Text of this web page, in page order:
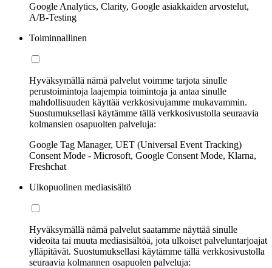
Google Analytics, Clarity, Google asiakkaiden arvostelut,
A/B-Testing
Toiminnallinen
Hyväksymällä nämä palvelut voimme tarjota sinulle
perustoimintoja laajempia toimintoja ja antaa sinulle
mahdollisuuden käyttää verkkosivujamme mukavammin.
Suostumuksellasi käytämme tällä verkkosivustolla seuraavia
kolmansien osapuolten palveluja:
Google Tag Manager, UET (Universal Event Tracking)
Consent Mode - Microsoft, Google Consent Mode, Klarna,
Freshchat
Ulkopuolinen mediasisältö
Hyväksymällä nämä palvelut saatamme näyttää sinulle
videoita tai muuta mediasisältöä, jota ulkoiset palveluntarjoajat
ylläpitävät. Suostumuksellasi käytämme tällä verkkosivustolla
seuraavia kolmannen osapuolen palveluja: